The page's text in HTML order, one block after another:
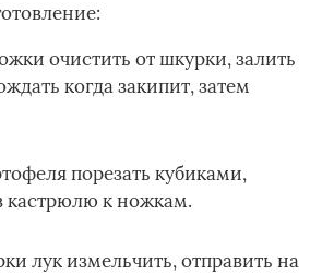
очистить от шкурки, залить
когда закипит, затем
порезать кубиками,
кастрюлю к ножкам.
лук измельчить, отправить на